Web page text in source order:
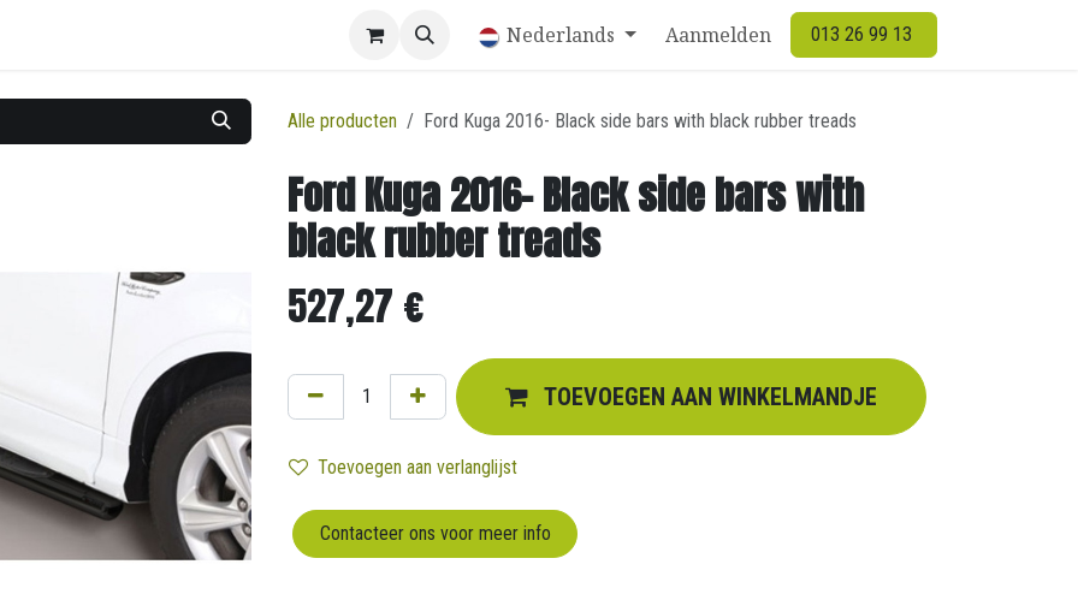
Nederlands Aanmelden 013 26 99 13
Alle producten Ford Kuga 2016- Black side bars with black rubber treads
Ford Kuga 2016- Black side bars with
black rubber treads
527,27 €
TOEVOEGEN AAN WINKELMANDJE
Toevoegen aan verlanglijst
Contacteer ons voor meer info